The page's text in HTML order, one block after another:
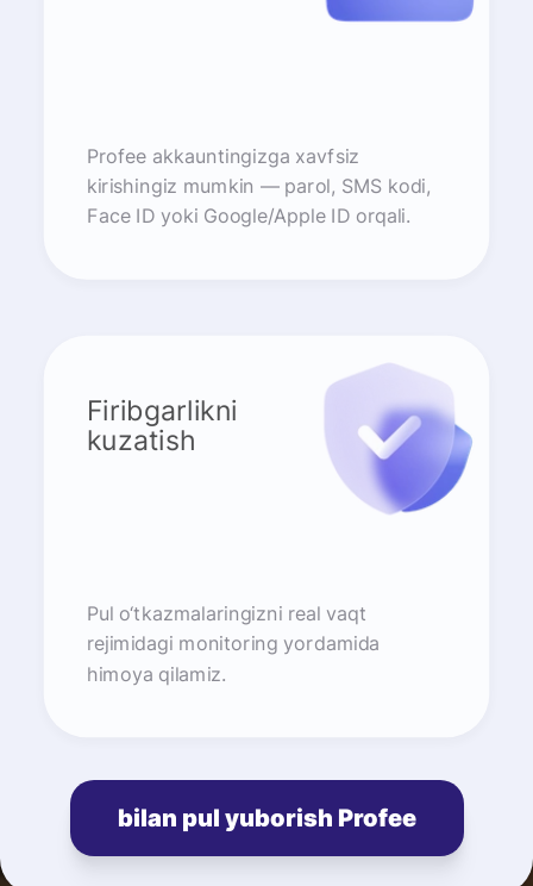
Profee akkauntingizga xavfsiz
kirishingiz mumkin — parol, SMS kodi,
Face ID yoki Google/Apple ID orqali.
Firibgarlikni
kuzatish
Pul o‘tkazmalaringizni real vaqt
rejimidagi monitoring yordamida
himoya qilamiz.
bilan pul yuborish Profee